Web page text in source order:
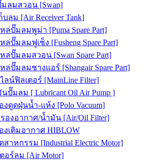
ลมสวอน [Swan]
บลม [Air Receiver Tank]
ล่ปั๊มลมพูม่า [Puma Spare Part]
ล่ปั๊มลมฟูเช็ง [Fusheng Spare Part]
ล่ปั๊มลมสวอน [Swan Spare Part]
ล่ปั๊มลมชางแอร์ [Shangair Spare Part]
ลน์ฟิลเตอร์ [MainLine Filter]
ปั๊มลม [ Lubricant Oil Air Pump ]
งดูดฝุ่นน้ำ-แห้ง [Polo Vacuum]
องอากาศ/น้ำมัน [Air/Oil Filter]
งเติมอากาศ HIBLOW
สาหกรรม [Industrial Electric Motor]
อร์ลม [Air Motor]